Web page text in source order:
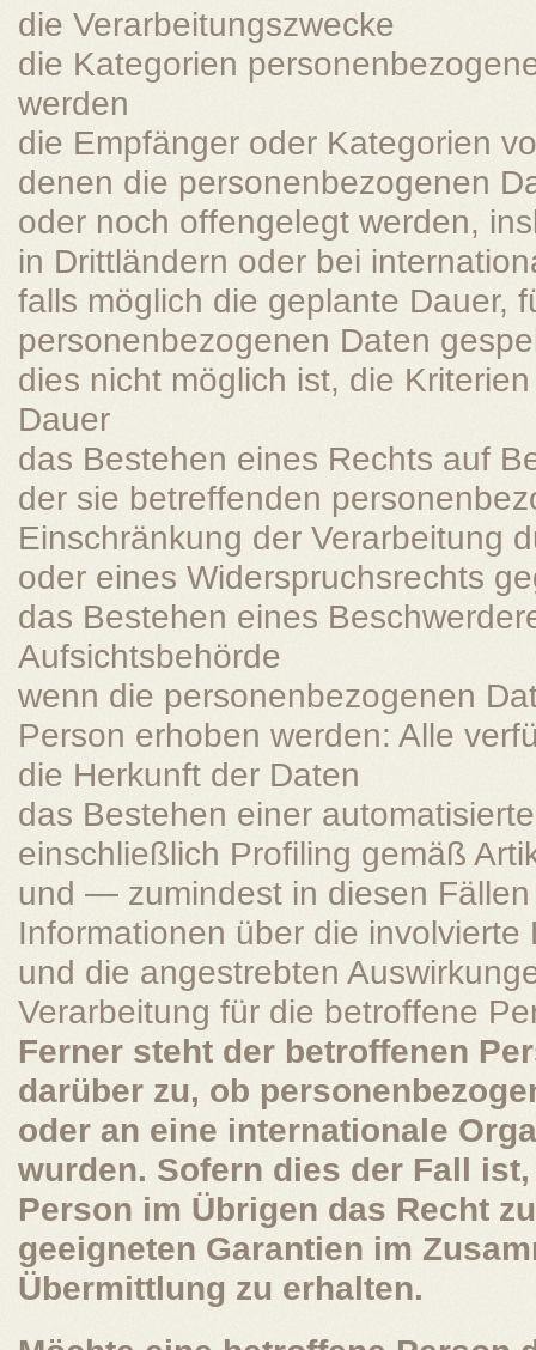
die Verarbeitungszwecke
die Kategorien
werden
die Empfänger oder Kategorien
denen die personenbezogenen
oder noch offengelegt werden,
in Drittländern oder bei
falls möglich die geplante Dauer,
personenbezogenen Daten
dies nicht möglich ist, die
Dauer
das Bestehen eines Rechts auf
der sie betreffenden
Einschränkung der Verarbeitung
oder eines Widerspruchsrechts
das Bestehen eines
Aufsichtsbehörde
wenn die personenbezogenen
Person erhoben werden: Alle
die Herkunft der Daten
das Bestehen einer
einschließlich Profiling gemäß
und — zumindest in diesen
Informationen über die
und die angestrebten
Verarbeitung für die betroffene
Ferner steht der betroffenen
darüber zu, ob
oder an eine internationale
wurden. Sofern dies der Fall
Person im Übrigen das Recht
geeigneten Garantien im
Übermittlung zu erhalten.